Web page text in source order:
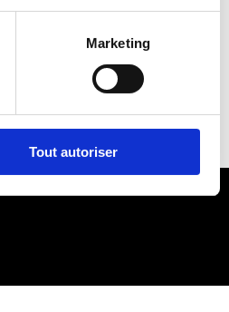
Marketing
Tout autoriser